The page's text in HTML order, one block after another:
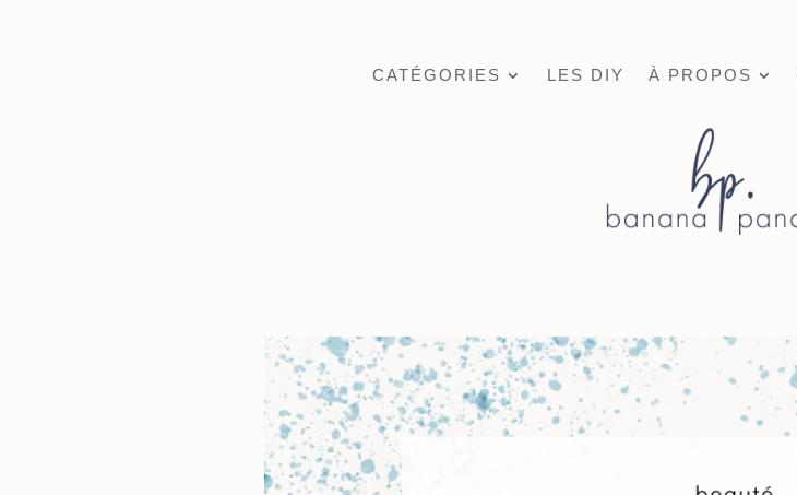
CATÉGORIES LES DIY À PROPOS